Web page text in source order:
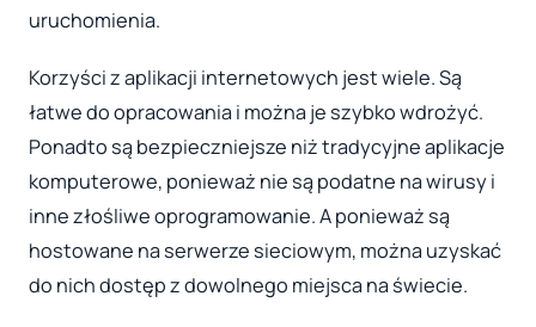
uruchomienia.
Korzyści z aplikacji internetowych jest wiele. Są
łatwe do opracowania i można je szybko wdrożyć.
Ponadto są bezpieczniejsze niż tradycyjne aplikacje
komputerowe, ponieważ nie są podatne na wirusy i
inne złośliwe oprogramowanie. A ponieważ są
hostowane na serwerze sieciowym, można uzyskać
do nich dostęp z dowolnego miejsca na świecie.